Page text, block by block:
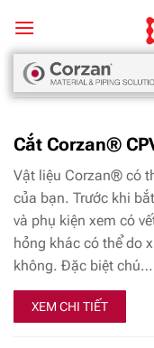
qua
nội
dungTrang chủ/Lắp đặt
Cắt Corzan®
Vật liệu Corzan® có
của bạn. Trước khi
và phụ kiện xem có
hỏng khác có thể do
không. Đặc biệt chú…
XEM CHI TIẾT